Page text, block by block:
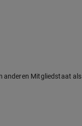
Mitgliedstaat